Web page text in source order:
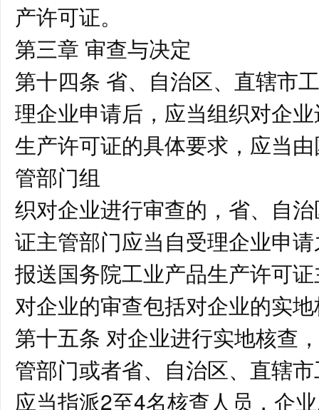
产许可证。
第三章 审查与决定
第十四条 省、自治区、直辖市
理企业申请后，应当组织对企
生产许可证的具体要求，应当
管部门组
织对企业进行审查的，省、自
证主管部门应当自受理企业申
报送国务院工业产品生产许可
对企业的审查包括对企业的实
第十五条 对企业进行实地核查
管部门或者省、自治区、直辖
应当指派2至4名核查人员，企